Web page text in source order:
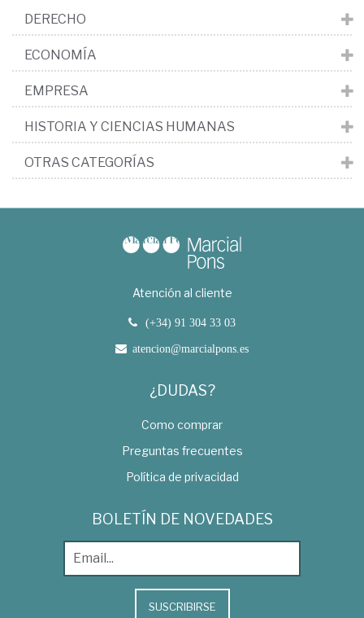
DERECHO
ECONOMÍA
EMPRESA
HISTORIA Y CIENCIAS HUMANAS
OTRAS CATEGORÍAS
Atención al cliente
(+34) 91 304 33 03
atencion@marcialpons.es
¿DUDAS?
Como comprar
Preguntas frecuentes
Política de privacidad
BOLETÍN DE NOVEDADES
SUSCRIBIRSE